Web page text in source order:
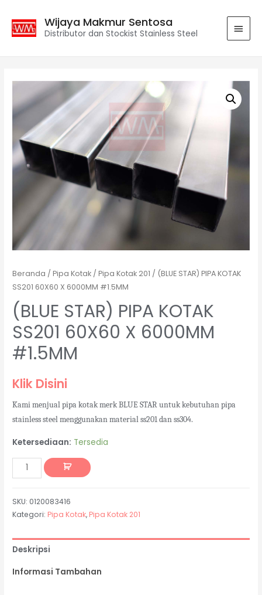
Wijaya Makmur Sentosa
Distributor dan Stockist Stainless Steel
Beranda /Pipa Kotak /Pipa Kotak 201 / (BLUE STAR) PIPA KOTAK
SS201 60X60 X 6000MM #1.5MM
(BLUE STAR) PIPA KOTAK
SS201 60X60 X 6000MM
#1.5MM
Klik Disini
Kami menjual pipa kotak merk BLUE STAR untuk kebutuhan pipa
stainless steel menggunakan material ss201 dan ss304.
Ketersediaan: Tersedia
SKU: 0120083416
Kategori: Pipa Kotak, Pipa Kotak 201
Deskripsi
Informasi Tambahan